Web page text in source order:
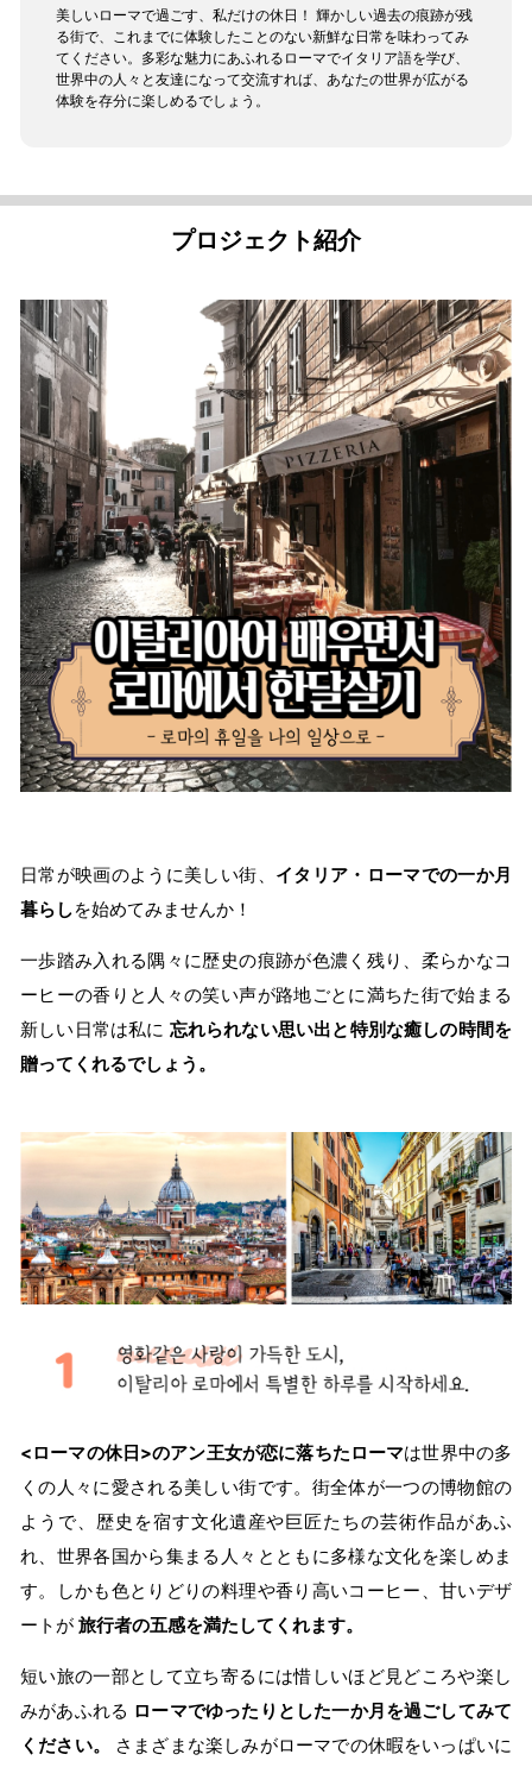
美しいローマで過ごす、私だけの休日！ 輝かしい過去の痕跡が残
る街で、これまでに体験したことのない新鮮な日常を味わってみ
てください。多彩な魅力にあふれるローマでイタリア語を学び、
世界中の人々と友達になって交流すれば、あなたの世界が広がる
体験を存分に楽しめるでしょう。
プロジェクト紹介
日常が映画のように美しい街、 イタリア・ローマでの一か月
暮らしを始めてみませんか！
一歩踏み入れる隅々に歴史の痕跡が色濃く残り、柔らかなコ
ーヒーの香りと人々の笑い声が路地ごとに満ちた街で始まる
新しい日常は私に 忘れられない思い出と特別な癒しの時間を
贈ってくれるでしょう。
<ローマの休日>のアン王女が恋に落ちたローマは世界中の多
くの人々に愛される美しい街です。街全体が一つの博物館の
ようで、歴史を宿す文化遺産や巨匠たちの芸術作品があふ
れ、世界各国から集まる人々とともに多様な文化を楽しめま
す。しかも色とりどりの料理や香り高いコーヒー、甘いデザ
ートが 旅行者の五感を満たしてくれます。
短い旅の一部として立ち寄るには惜しいほど見どころや楽し
みがあふれる ローマでゆったりとした一か月を過ごしてみて
ください。
さまざまな楽しみがローマでの休暇をいっぱいに